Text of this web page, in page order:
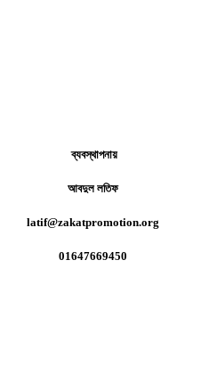
ব্যবস্থাপনায়
আবদুল লতিফ
latif@zakatpromotion.org
01647669450